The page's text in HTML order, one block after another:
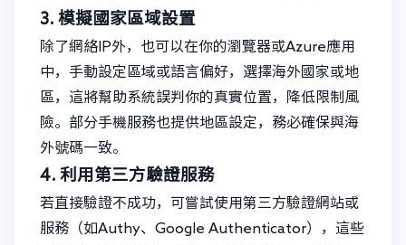
3. 模擬國家區域設置
除了網絡IP外，也可以在你的瀏覽器或Azure應用
中，手動設定區域或語言偏好，選擇海外國家或地
區，這將幫助系統誤判你的真實位置，降低限制風
險。部分手機服務也提供地區設定，務必確保與海
外號碼一致。
4. 利用第三方驗證服務
若直接驗證不成功，可嘗試使用第三方驗證網站或
服務（如Authy、Google Authenticator），這些